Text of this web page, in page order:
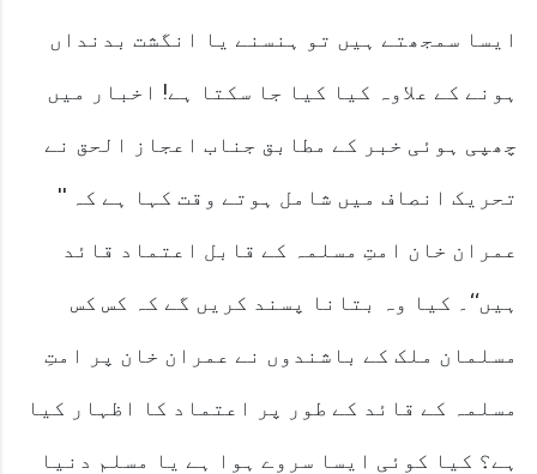
ایسا سمجھتے ہیں تو ہنسنے یا انگشت بدنداں
ہونے کے علاوہ کیا کیا جا سکتا ہے! اخبار میں
چھپی ہوئی خبر کے مطابق جناب اعجاز الحق نے
تحریک انصاف میں شامل ہوتے وقت کہا ہے کہ ''
عمران خان امتِ مسلمہ کے قابل اعتماد قائد
ہیں‘‘۔ کیا وہ بتانا پسند کریں گے کہ کس کس
مسلمان ملک کے باشندوں نے عمران خان پر امتِ
مسلمہ کے قائد کے طور پر اعتماد کا اظہار کیا
ہے؟ کیا کوئی ایسا سروے ہوا ہے یا مسلم دنیا